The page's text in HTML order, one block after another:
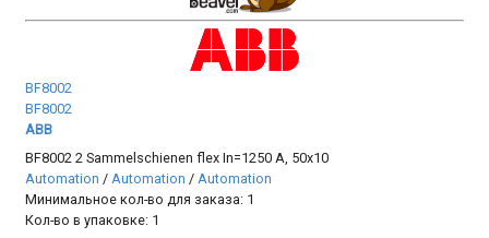
BF8002
BF8002
ABB
BF8002 2 Sammelschienen flex In=1250 A, 50x10
Automation / Automation / Automation
Минимальное кол-во для заказа: 1
Кол-во в упаковке: 1